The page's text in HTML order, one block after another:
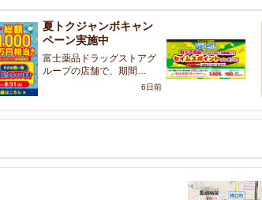
夏トクジャンボキャン
ペーン実施中
富士薬品ドラッグストアグ
ループの店舗で、期間…
6日前